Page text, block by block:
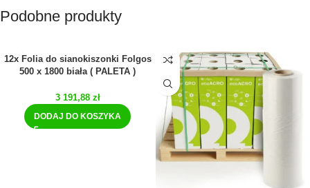
Podobne produkty
12x Folia do sianokiszonki Folgos
500 x 1800 biała ( PALETA )
3 191,88 zł
DODAJ DO KOSZYKA